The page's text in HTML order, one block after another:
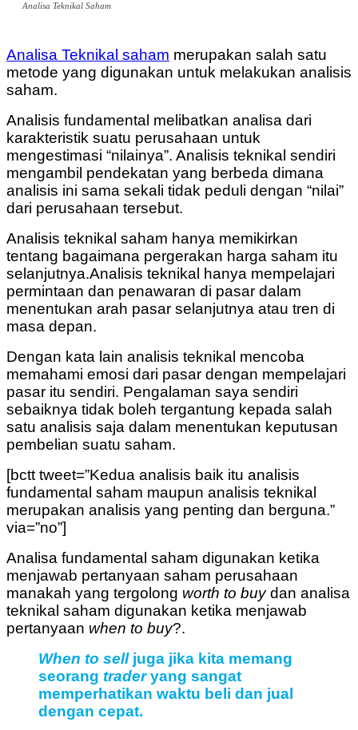
Analisa Teknikal Saham
Analisa Teknikal saham merupakan salah satu
metode yang digunakan untuk melakukan analisis
saham.
Analisis fundamental melibatkan analisa dari
karakteristik suatu perusahaan untuk
mengestimasi “nilainya”. Analisis teknikal sendiri
mengambil pendekatan yang berbeda dimana
analisis ini sama sekali tidak peduli dengan “nilai”
dari perusahaan tersebut.
Analisis teknikal saham hanya memikirkan
tentang bagaimana pergerakan harga saham itu
selanjutnya.Analisis teknikal hanya mempelajari
permintaan dan penawaran di pasar dalam
menentukan arah pasar selanjutnya atau tren di
masa depan.
Dengan kata lain analisis teknikal mencoba
memahami emosi dari pasar dengan mempelajari
pasar itu sendiri. Pengalaman saya sendiri
sebaiknya tidak boleh tergantung kepada salah
satu analisis saja dalam menentukan keputusan
pembelian suatu saham.
[bctt tweet=”Kedua analisis baik itu analisis
fundamental saham maupun analisis teknikal
merupakan analisis yang penting dan berguna.”
via=”no”]
Analisa fundamental saham digunakan ketika
menjawab pertanyaan saham perusahaan
manakah yang tergolong worth to buydan analisa
teknikal saham digunakan ketika menjawab
pertanyaan when to buy?.
When to sell juga jika kita memang
seorang traderyang sangat
memperhatikan waktu beli dan jual
dengan cepat.